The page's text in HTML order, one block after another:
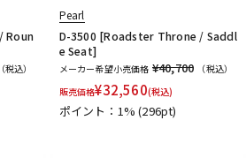
Roun
（税込）
Pearl
D-3500 [Roadster Throne / Saddl
e Seat]
メーカー希望小売価格 ¥40,700
（税込）
販売価格¥32,560(税込)
ポイント：1%(296pt)